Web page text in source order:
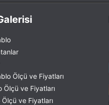
Ölçü ve Fiyatları
Ölçü ve Fiyatları
ve Fiyatları